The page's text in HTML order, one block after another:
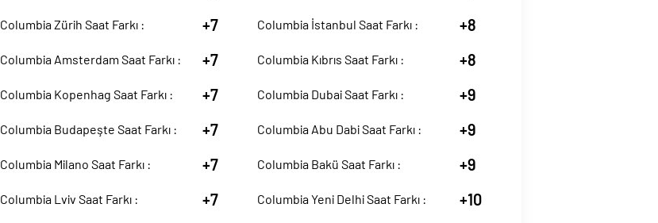
Columbia Zürih Saat Farkı : +7
Columbia Amsterdam Saat Farkı : +7
Columbia Kopenhag Saat Farkı : +7
Columbia Budapeşte Saat Farkı : +7
Columbia Milano Saat Farkı : +7
Columbia Lviv Saat Farkı : +7
Columbia İstanbul Saat Farkı : +8
Columbia Kıbrıs Saat Farkı : +8
Columbia Dubai Saat Farkı : +9
Columbia Abu Dabi Saat Farkı : +9
Columbia Bakü Saat Farkı : +9
Columbia Yeni Delhi Saat Farkı : +10